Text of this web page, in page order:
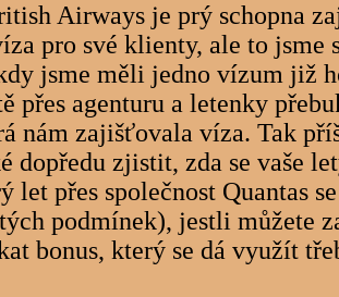
Airways je prý schopna
pro své klienty, ale to jsme
jsme měli jedno vízum již
přes agenturu a letenky
nám zajišťovala víza. Tak
dopředu zjistit, zda se vaše
let přes společnost Quantas
podmínek), jestli můžete
bonus, který se dá využít